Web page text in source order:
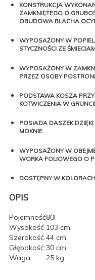
KONSTRUKCJA
ZAMKNIĘTEGO O
OBUDOWA BLACHA
WYPOSAŻONY W
STYCZNOŚCI ZE
WYPOSAŻONY W
PRZEZ OSOBY
PODSTAWA KOSZA
KOTWICZENIA W
POSIADA DASZEK
MOKNIE
WYPOSAŻONY W
WORKA FOLIOWEGO O
DOSTĘPNY W
OPIS
Pojemność80l
Wysokość 103 cm
Szerokość 44 cm
Głębokość 30 cm
Waga
25 kg